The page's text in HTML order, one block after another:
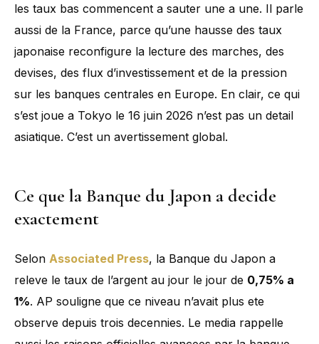
les taux bas commencent a sauter une a une. Il parle
aussi de la France, parce qu’une hausse des taux
japonaise reconfigure la lecture des marches, des
devises, des flux d’investissement et de la pression
sur les banques centrales en Europe. En clair, ce qui
s’est joue a Tokyo le 16 juin 2026 n’est pas un detail
asiatique. C’est un avertissement global.
Ce que la Banque du Japon a decide
exactement
Selon Associated Press, la Banque du Japon a
releve le taux de l’argent au jour le jour de 0,75% a
1%. AP souligne que ce niveau n’avait plus ete
observe depuis trois decennies. Le media rappelle